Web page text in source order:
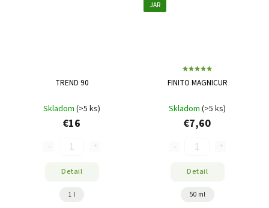
TREND 90
Skladom (>5 ks)
€16
Detail
1 l
JAR
FINITO MAGNICUR
Skladom (>5 ks)
€7,60
Detail
50 ml